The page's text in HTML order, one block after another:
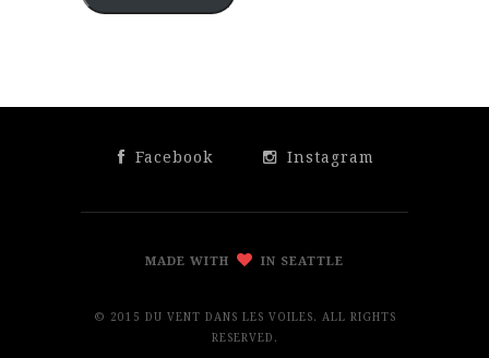
Facebook Instagram
MADE WITH IN SEATTLE
© 2015 DU VENT DANS LES VOILES. ALL RIGHTS
RESERVED.